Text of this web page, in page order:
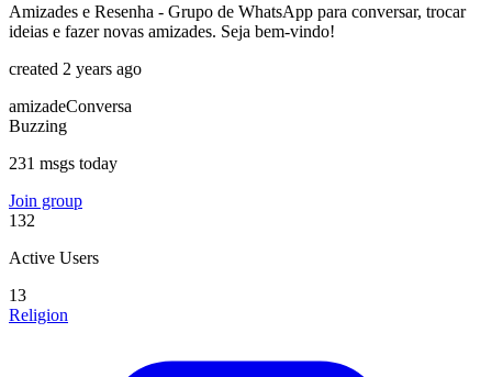
Amizades e Resenha - Grupo de WhatsApp para conversar, trocar
ideias e fazer novas amizades. Seja bem-vindo!
created 2 years ago
amizadeConversa
Buzzing
231 msgs today
Join group
132
Active Users
13
Religion